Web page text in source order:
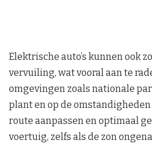
Elektrische auto’s kunnen ook
vervuiling, wat vooral aan te
omgevingen zoals nationale
plant en op de
route aanpassen en optimaal
voertuig, zelfs als de zon